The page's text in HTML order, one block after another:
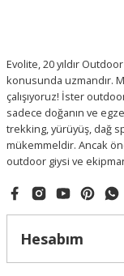
Evolite, 20 yıldır
konusunda uzmandır.
çalışıyoruz! İster
sadece doğanın ve
trekking, yürüyüş, dağ
mükemmeldir. Ancak
outdoor giysi ve
Hesabım